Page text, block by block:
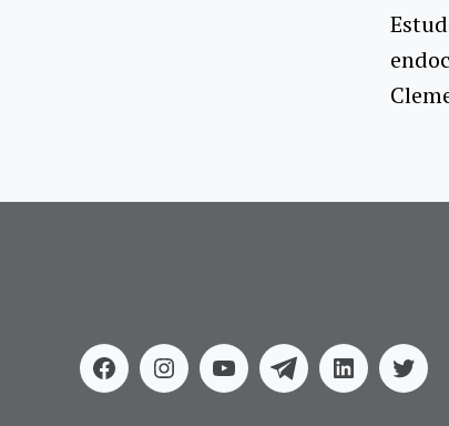
FacebookInstagram
YoutubeTelegramLinkedin